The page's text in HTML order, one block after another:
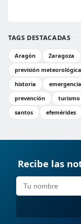
TAGS DESTACADAS
Aragón Zaragoza
previsión meteorológica
historia
prevención
turismo
santos
efemérides
Recibe las